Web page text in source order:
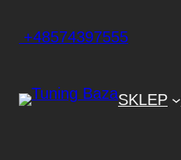
+48574397555
SKLEP